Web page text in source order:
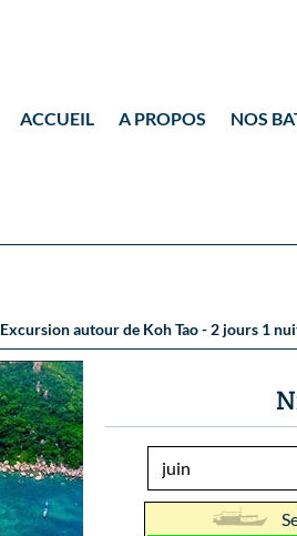
ACCUEIL A PROPOS NOS
Wassana 99
Excursion autour de Koh Tao - 2 jours 1